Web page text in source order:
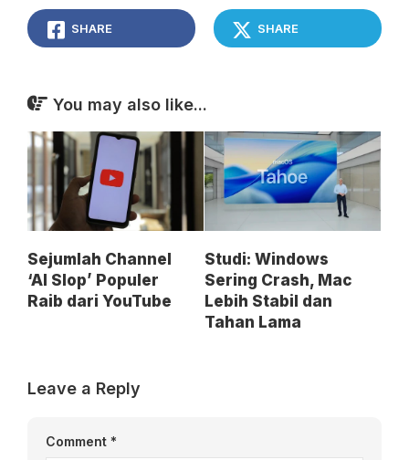
SHARE SHARE
You may also like...
Sejumlah Channel
‘AI Slop’ Populer
Raib dari YouTube
Studi: Windows
Sering Crash, Mac
Lebih Stabil dan
Tahan Lama
Leave a Reply
Comment *